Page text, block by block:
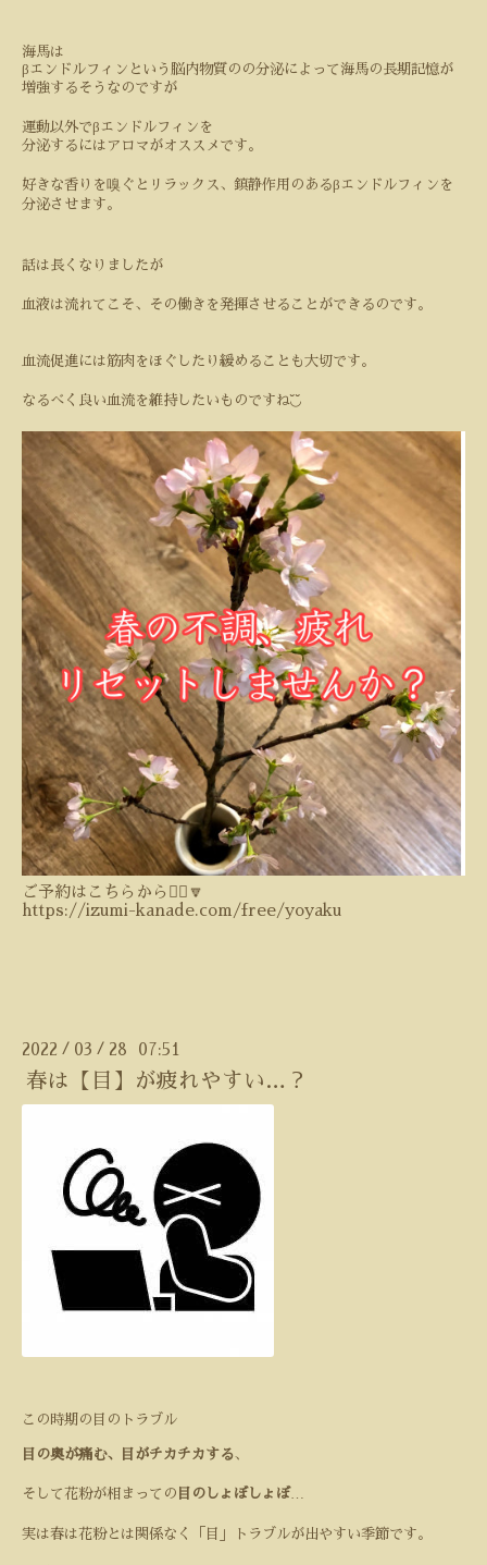
海馬は
β エンドルフィンという脳内物質のの分泌によって海馬の長期記憶が
増強するそうなのですが
運動以外でβ エンドルフィンを
分泌するにはアロマがオススメです。
好きな香りを嗅ぐとリラックス、鎮静作用のあるβ エンドルフィンを
分泌させます。
話は長くなりましたが
血液は流れてこそ、その働きを発揮させることができるのです。
血流促進には筋肉をほぐしたり緩めることも大切です。
なるべく良い血流を維持したいものですね◟̆◞̆
ご予約はこちらから💁‍♀️🔽
https://izumi-kanade.com/free/yoyaku
2022 / 03 / 28 07:51
春は【目】が疲れやすい…？
この時期の目のトラブル
目の奥が痛む、目がチカチカする、
そして花粉が相まっての 目のしょぼしょぼ…
実は春は花粉とは関係なく「目」トラブルが出やすい季節です。